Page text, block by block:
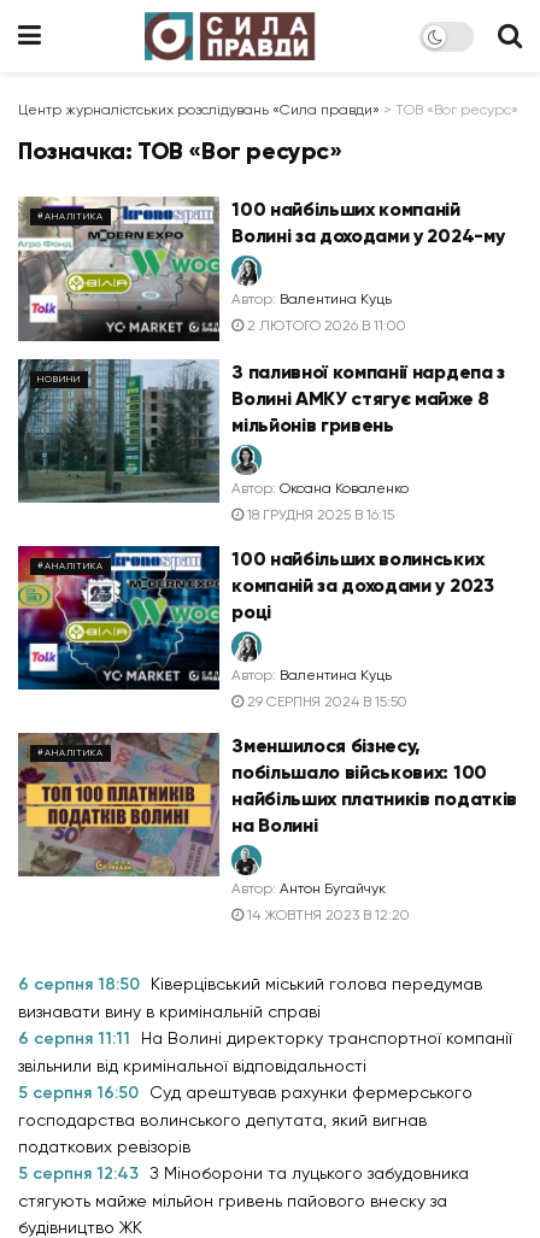
Центр журналістських розслідувань «Сила правди» > ТОВ «Вог ресурс»
Позначка: ТОВ «Вог ресурс»
#АНАЛІТИКА
100 найбільших компаній
Волині за доходами у 2024-му
Автор: Валентина Куць
2 ЛЮТОГО 2026 В 11:00
НОВИНИ
З паливної компанії нардепа з
Волині АМКУ стягує майже 8
мільйонів гривень
Автор: Оксана Коваленко
18 ГРУДНЯ 2025 В 16:15
#АНАЛІТИКА
100 найбільших волинських
компаній за доходами у 2023
році
Автор: Валентина Куць
29 СЕРПНЯ 2024 В 15:50
#АНАЛІТИКА
Зменшилося бізнесу,
побільшало військових: 100
найбільших платників податків
на Волині
Автор: Антон Бугайчук
14 ЖОВТНЯ 2023 В 12:20
6 серпня 18:50
Ківерцівський міський голова передумав
визнавати вину в кримінальній справі
6 серпня 11:11
На Волині директорку транспортної компанії
звільнили від кримінальної відповідальності
5 серпня 16:50
Суд арештував рахунки фермерського
господарства волинського депутата, який вигнав
податкових ревізорів
5 серпня 12:43 З Міноборони та луцького забудовника
стягують майже мільйон гривень пайового внеску за
будівництво ЖК